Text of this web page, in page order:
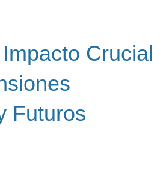
Impacto Crucial
Futuros